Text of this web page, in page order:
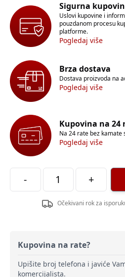
Sigurna
Uslovi kupovine i
pouzdanom procesu
platforme.
Pogledaj više
Brza dostava
Dostava proizvoda na
Pogledaj više
Kupovina na 24
Na 24 rate bez kamate
Pogledaj više
- +
Očekivani rok za
Kupovina na rate?
Upišite broj telefona i javiće
komercijalista.